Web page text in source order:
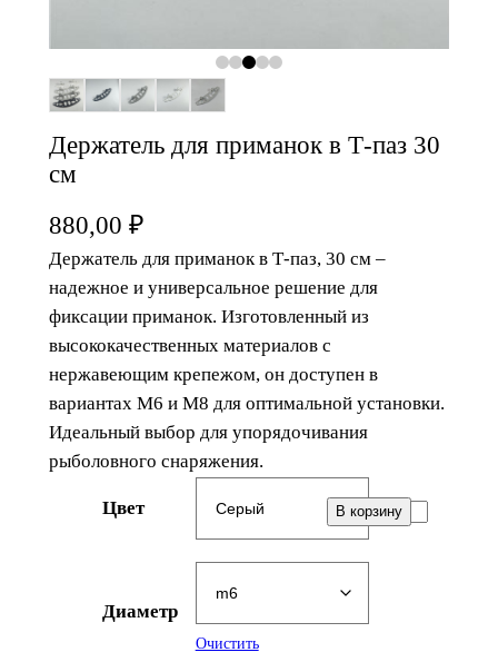
Держатель для приманок в Т-паз 30
см
880,00 ₽
Держатель для приманок в Т-паз, 30 см –
надежное и универсальное решение для
фиксации приманок. Изготовленный из
высококачественных материалов с
нержавеющим крепежом, он доступен в
вариантах М6 и М8 для оптимальной установки.
Идеальный выбор для упорядочивания
рыболовного снаряжения.
Цвет
Диаметр
Очистить
К
о
л
ч
В корзину